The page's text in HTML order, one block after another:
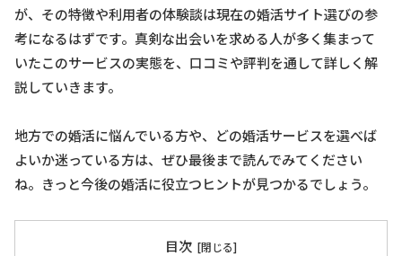
が、その特徴や利用者の体験談は現在の婚活サイト選びの参
考になるはずです。真剣な出会いを求める人が多く集まって
いたこのサービスの実態を、口コミや評判を通して詳しく解
説していきます。
地方での婚活に悩んでいる方や、どの婚活サービスを選べば
よいか迷っている方は、ぜひ最後まで読んでみてください
ね。きっと今後の婚活に役立つヒントが見つかるでしょう。
目次